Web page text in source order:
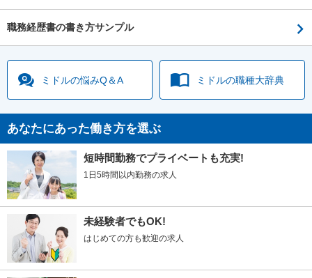
職務経歴書の書き方サンプル
ミドルの悩みQ＆A ミドルの職種大辞典
あなたにあった働き方を選ぶ
短時間勤務でプライベートも充実!
1日5時間以内勤務の求人
未経験者でもOK!
はじめての方も歓迎の求人